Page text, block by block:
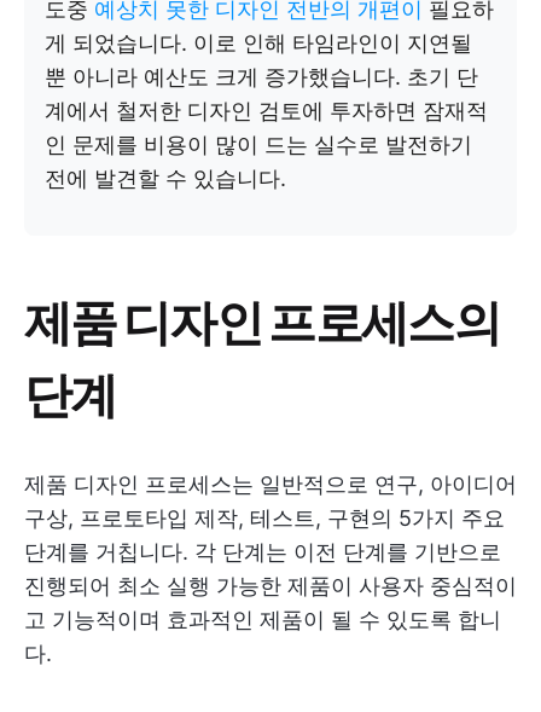
도중 예상치 못한 디자인 전반의 개편이 필요하
게 되었습니다. 이로 인해 타임라인이 지연될
뿐 아니라 예산도 크게 증가했습니다. 초기 단
계에서 철저한 디자인 검토에 투자하면 잠재적
인 문제를 비용이 많이 드는 실수로 발전하기
전에 발견할 수 있습니다.
제품 디자인 프로세스의
단계
제품 디자인 프로세스는 일반적으로 연구, 아이디어
구상, 프로토타입 제작, 테스트, 구현의 5가지 주요
단계를 거칩니다. 각 단계는 이전 단계를 기반으로
진행되어 최소 실행 가능한 제품이 사용자 중심적이
고 기능적이며 효과적인 제품이 될 수 있도록 합니
다.